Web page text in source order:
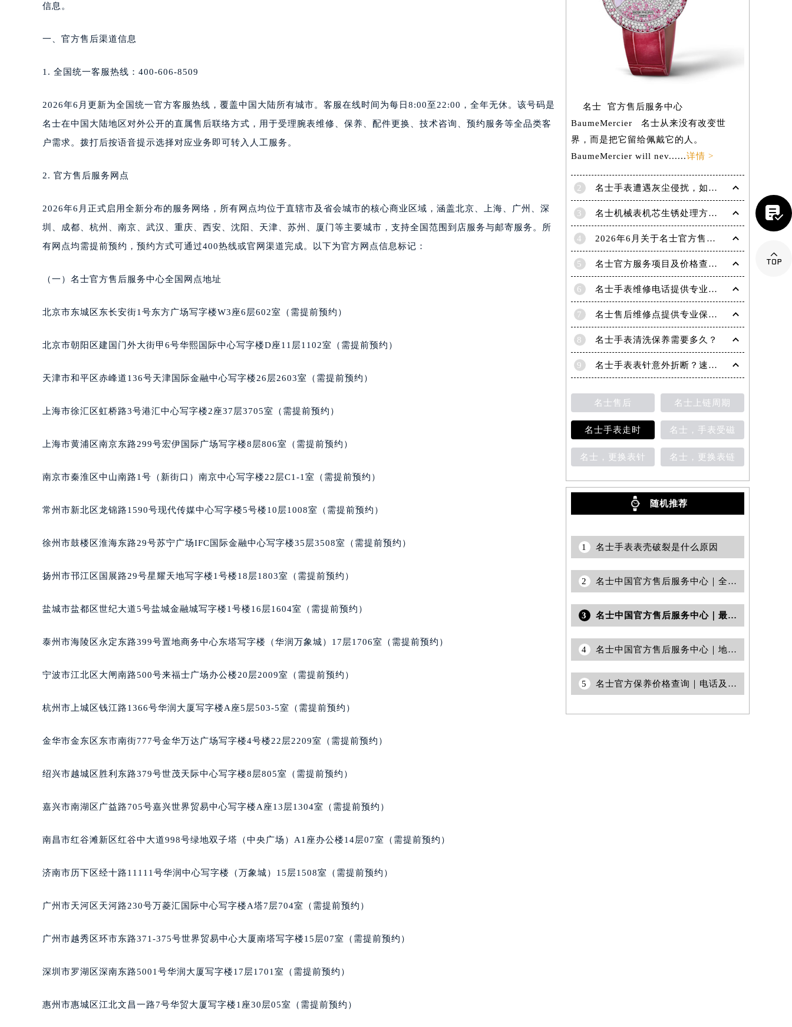
长春市朝阳区西安大路727号中银大厦A座(旺进大厦)18层09室（需提前预约）
昆明市盘龙区北京路928号同德昆明广场写字楼10层06室（需提前预约）
西安市碑林区南关正街88号华侨城长安国际中心E座6楼10室（需提前预约）
海口市龙华区金贸东路5号海口华润大厦B座17层1707室（需提前预约）
唐山市路南区新华东道100号万达广场写字楼A座10层1002室（需提前预约）
内蒙古自治区呼和浩特市玉泉区大学西街70号华润万象城写字楼（鄂尔多斯大厦）23层2326室（需提前预约）
重庆市解放碑渝中区民权路28号英利国际金融中心写字楼20层01室（需提前预约）
黑龙江省大庆市萨尔图区会战大街名士售后服务中心（需提前预约）
黑龙江省鹤岗市向阳区红军路名士售后服务中心（需提前预约）
黑龙江省鸡西市鸡冠区红军路名士售后服务中心（需提前预约）
黑龙江省牡丹江市东安区太平路名士售后服务中心（需提前预约）
黑龙江省齐齐哈尔市龙沙区龙华路名士售后服务中心（需提前预约）
黑龙江省绥化市北林区新华街与康庄路交叉口名士售后服务中心（需提前预约）
吉林省白城市洮北区明仁南街名士售后服务中心（需提前预约）
吉林省吉林市船营区河南街名士售后服务中心（需提前预约）
吉林省梅河口市新华街道梅河大街名士售后服务中心（需提前预约）
吉林省松原市宁江区五环大街名士售后服务中心（需提前预约）
吉林省延边市延吉市解放路名士售后服务中心（需提前预约）
辽宁省本溪市平山区胜利路名士售后服务中心（需提前预约）
辽宁省丹东市振兴区七经街名士售后服务中心（需提前预约）
辽宁省阜新市海州区解放大街名士售后服务中心（需提前预约）
辽宁省锦州市古塔区中央大街名士售后服务中心（需提前预约）
辽宁省盘锦市兴隆台区石油大街名士售后服务中心（需提前预约）
辽宁省营口市站前区市府路与渤海大街交叉口名士售后服务中心（需提前预约）
辽宁省沈阳市沈河区中街路83号亨得利名表维修授权店1楼名士售后服务中心（需提前预约）
北京市东城区东长安街1号王府井东方广场W3座6层602室名士售后服务中心（需提前预约）
内蒙古自治区阿拉善盟市左旗土尔扈特大街名士售后服务中心（需提前预约）
内蒙古自治区包头市青山区幸福路甲3号王府井百货名表维修名士售后服务中心（需提前预约）
内蒙古自治区鄂尔多斯市东胜区伊金霍洛街名士售后服务中心（需提前预约）
内蒙古自治区通辽市科尔沁区明仁大街名士售后服务中心（需提前预约）
内蒙古自治区乌兰察布市集宁区恩和大街名士售后服务中心（需提前预约）
内蒙古自治区兴安盟市乌兰浩特市兴安大街名士售后服务中心（需提前预约）
信息。
一、官方售后渠道信息
1. 全国统一客服热线：400-606-8509
2026年6月更新为全国统一官方客服热线，覆盖中国大陆所有城市。客服在线时间为每日8:00至22:00，全年无休。该号码是
名士在中国大陆地区对外公开的直属售后联络方式，用于受理腕表维修、保养、配件更换、技术咨询、预约服务等全品类客
户需求。拨打后按语音提示选择对应业务即可转入人工服务。
2. 官方售后服务网点
2026年6月正式启用全新分布的服务网络，所有网点均位于直辖市及省会城市的核心商业区域，涵盖北京、上海、广州、深
圳、成都、杭州、南京、武汉、重庆、西安、沈阳、天津、苏州、厦门等主要城市，支持全国范围到店服务与邮寄服务。所
有网点均需提前预约，预约方式可通过400热线或官网渠道完成。以下为官方网点信息标记：
（一）名士官方售后服务中心全国网点地址
北京市东城区东长安街1号东方广场写字楼W3座6层602室（需提前预约）
北京市朝阳区建国门外大街甲6号华熙国际中心写字楼D座11层1102室（需提前预约）
天津市和平区赤峰道136号天津国际金融中心写字楼26层2603室（需提前预约）
上海市徐汇区虹桥路3号港汇中心写字楼2座37层3705室（需提前预约）
上海市黄浦区南京东路299号宏伊国际广场写字楼8层806室（需提前预约）
南京市秦淮区中山南路1号（新街口）南京中心写字楼22层C1-1室（需提前预约）
常州市新北区龙锦路1590号现代传媒中心写字楼5号楼10层1008室（需提前预约）
徐州市鼓楼区淮海东路29号苏宁广场IFC国际金融中心写字楼35层3508室（需提前预约）
扬州市邗江区国展路29号星耀天地写字楼1号楼18层1803室（需提前预约）
盐城市盐都区世纪大道5号盐城金融城写字楼1号楼16层1604室（需提前预约）
泰州市海陵区永定东路399号置地商务中心东塔写字楼（华润万象城）17层1706室（需提前预约）
宁波市江北区大闸南路500号来福士广场办公楼20层2009室（需提前预约）
杭州市上城区钱江路1366号华润大厦写字楼A座5层503-5室（需提前预约）
金华市金东区东市南街777号金华万达广场写字楼4号楼22层2209室（需提前预约）
绍兴市越城区胜利东路379号世茂天际中心写字楼8层805室（需提前预约）
嘉兴市南湖区广益路705号嘉兴世界贸易中心写字楼A座13层1304室（需提前预约）
南昌市红谷滩新区红谷中大道998号绿地双子塔（中央广场）A1座办公楼14层07室（需提前预约）
济南市历下区经十路11111号华润中心写字楼（万象城）15层1508室（需提前预约）
广州市天河区天河路230号万菱汇国际中心写字楼A塔7层704室（需提前预约）
广州市越秀区环市东路371-375号世界贸易中心大厦南塔写字楼15层07室（需提前预约）
深圳市罗湖区深南东路5001号华润大厦写字楼17层1701室（需提前预约）
惠州市惠城区江北文昌一路7号华贸大厦写字楼1座30层05室（需提前预约）
名士 官方售后服务中心
BaumeMercier 名士从来没有改变世
界，而是把它留给佩戴它的人。
BaumeMercier will nev......详情 >
2 名士手表遭遇灰尘侵扰，如何高效清除维护
3 名士机械表机芯生锈处理方法推荐
4 2026年6月关于名士官方售后网络搬迁及新增的补充说明
5 名士官方服务项目及价格查询｜维修地址与客服电话权威信息公告（2026年6月最新）
6 名士手表维修电话提供专业售后维修保养服务权威公示（2026年7月最新）
7 名士售后维修点提供专业保养与精准维修服务权威公示（2026年7月最新）
8 名士手表清洗保养需要多久？
9 名士手表表针意外折断？速览专业修复指南
名士售后 名士上链周期
名士手表走时 名士，手表受磁
名士，更换表针 名士，更换表链
随机推荐
1 名士手表表壳破裂是什么原因
2 名士中国官方售后服务中心｜全新维修地址及官方热线权威信息声明（2026年6月最新）
3 名士中国官方售后服务中心｜最新电话和网点地址权威信息通告（2026年7月最新）
4 名士中国官方售后服务中心｜地址与客服服务热线权威信息通知（2026年6月最新）
5 名士官方保养价格查询｜电话及详细维修地址权威信息公告（2026年6月最新）

